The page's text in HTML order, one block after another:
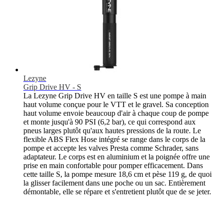
Lezyne
Grip Drive HV - S
La Lezyne Grip Drive HV en taille S est une pompe à main
haut volume conçue pour le VTT et le gravel. Sa conception
haut volume envoie beaucoup d'air à chaque coup de pompe
et monte jusqu'à 90 PSI (6,2 bar), ce qui correspond aux
pneus larges plutôt qu'aux hautes pressions de la route. Le
flexible ABS Flex Hose intégré se range dans le corps de la
pompe et accepte les valves Presta comme Schrader, sans
adaptateur. Le corps est en aluminium et la poignée offre une
prise en main confortable pour pomper efficacement. Dans
cette taille S, la pompe mesure 18,6 cm et pèse 119 g, de quoi
la glisser facilement dans une poche ou un sac. Entièrement
démontable, elle se répare et s'entretient plutôt que de se jeter.